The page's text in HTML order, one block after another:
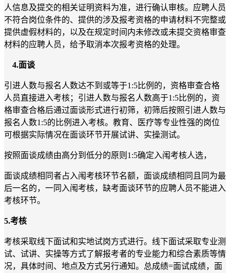
人信息及提交的相关证明资料为准， 进行确认审核。应聘人员
不符合岗位条件的、提供的涉及报考资格的申请材料不完整或
提供虚假材料的，以及在规定时间内未修改或未提交资格审查
材料的应聘人员，给予取消本次报考资格的处理。
4.面谈
引进人数与报名人数达不到或等于1:5比例的，资格审查合格
人员直接进入考核；引进人数与报名人数高于1:5比例的，资
格审查合格后通过面谈形式进行初筛，初筛后按照引进人数与
报名人数1:5的比例进入考核。教育、医疗等专业性强的岗位
可根据实际情况在面谈环节开展试讲、实操测试。
按照面谈成绩由高分到低分的原则 1:5确定入闱考核人选，
面谈成绩相同者占入闱考核环节名额，面谈成绩相同且同为最
后一名的，一同入闱考核，缺考面谈环节的应聘人员不能进入
考核环节。
5.考核
考核采取线下面试和实地试岗方式进行。线下面试采取专业测
试、试讲、实操等方式了解报考者的专业能力和综合素质等情
况，具体时间、地点及方式另行通知。总成绩=面试成绩，面